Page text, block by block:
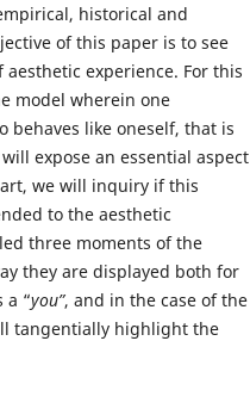
historical and
of this paper is to see
experience. For this
model wherein one
behaves like oneself, that is
expose an essential aspect
we will inquiry if this
to the aesthetic
three moments of the
they are displayed both for
a “you”, and in the case of the
tangentially highlight the